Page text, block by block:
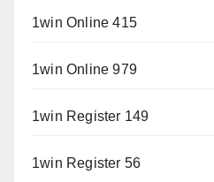
1win Online 415
1win Online 979
1win Register 149
1win Register 56